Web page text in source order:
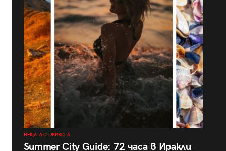
НЕЩАТА ОТ ЖИВОТА
Summer City Guide: 72 часа в Иракли